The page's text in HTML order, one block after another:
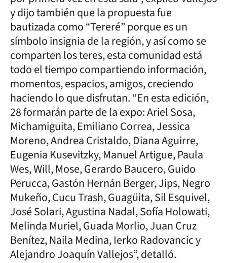
y dijo también que la propuesta fue
bautizada como “Tereré” porque es un
símbolo insignia de la región, y así como se
comparten los teres, esta comunidad está
todo el tiempo compartiendo información,
momentos, espacios, amigos, creciendo
haciendo lo que disfrutan. “En esta edición,
28 formarán parte de la expo: Ariel Sosa,
Michamiguita, Emiliano Correa, Jessica
Moreno, Andrea Cristaldo, Diana Aguirre,
Eugenia Kusevitzky, Manuel Artigue, Paula
Wes, Will, Mose, Gerardo Baucero, Guido
Perucca, Gastón Hernán Berger, Jips, Negro
Mukeño, Cucu Trash, Guagüita, Sil Esquivel,
José Solari, Agustina Nadal, Sofía Holowati,
Melinda Muriel, Guada Morlio, Juan Cruz
Benítez, Naila Medina, Ierko Radovancic y
Alejandro Joaquín Vallejos”, detalló.